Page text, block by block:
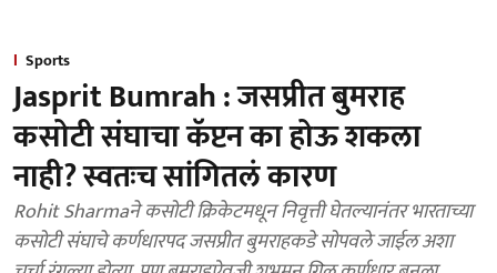
Sports
Jasprit Bumrah : जसप्रीत बुमराह
कसोटी संघाचा कॅप्टन का होऊ शकला
नाही? स्वतःच सांगितलं कारण
Rohit Sharmaने कसोटी क्रिकेटमधून निवृत्ती घेतल्यानंतर भारताच्या
कसोटी संघाचे कर्णधारपद जसप्रीत बुमराहकडे सोपवले जाईल अशा